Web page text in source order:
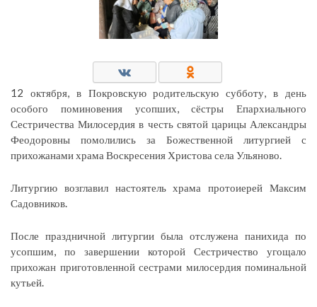
12 октября, в Покровскую родительскую субботу, в день
особого поминовения усопших, сёстры Епархиального
Сестричества Милосердия в честь святой царицы Александры
Феодоровны помолились за Божественной литургией с
прихожанами храма Воскресения Христова села Ульяново.
Литургию возглавил настоятель храма протоиерей Максим
Садовников.
После праздничной литургии была отслужена панихида по
усопшим, по завершении которой Сестричество угощало
прихожан приготовленной сестрами милосердия поминальной
кутьей.